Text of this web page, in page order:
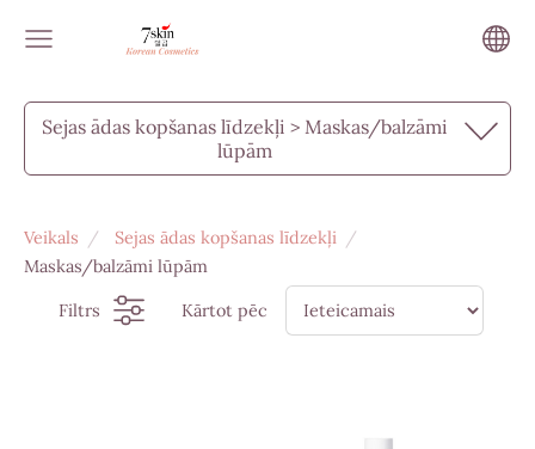
Sejas ādas kopšanas līdzekļi > Maskas/balzāmi
lūpām
Veikals
Sejas ādas kopšanas līdzekļi
Maskas/balzāmi lūpām
Filtrs Kārtot pēc